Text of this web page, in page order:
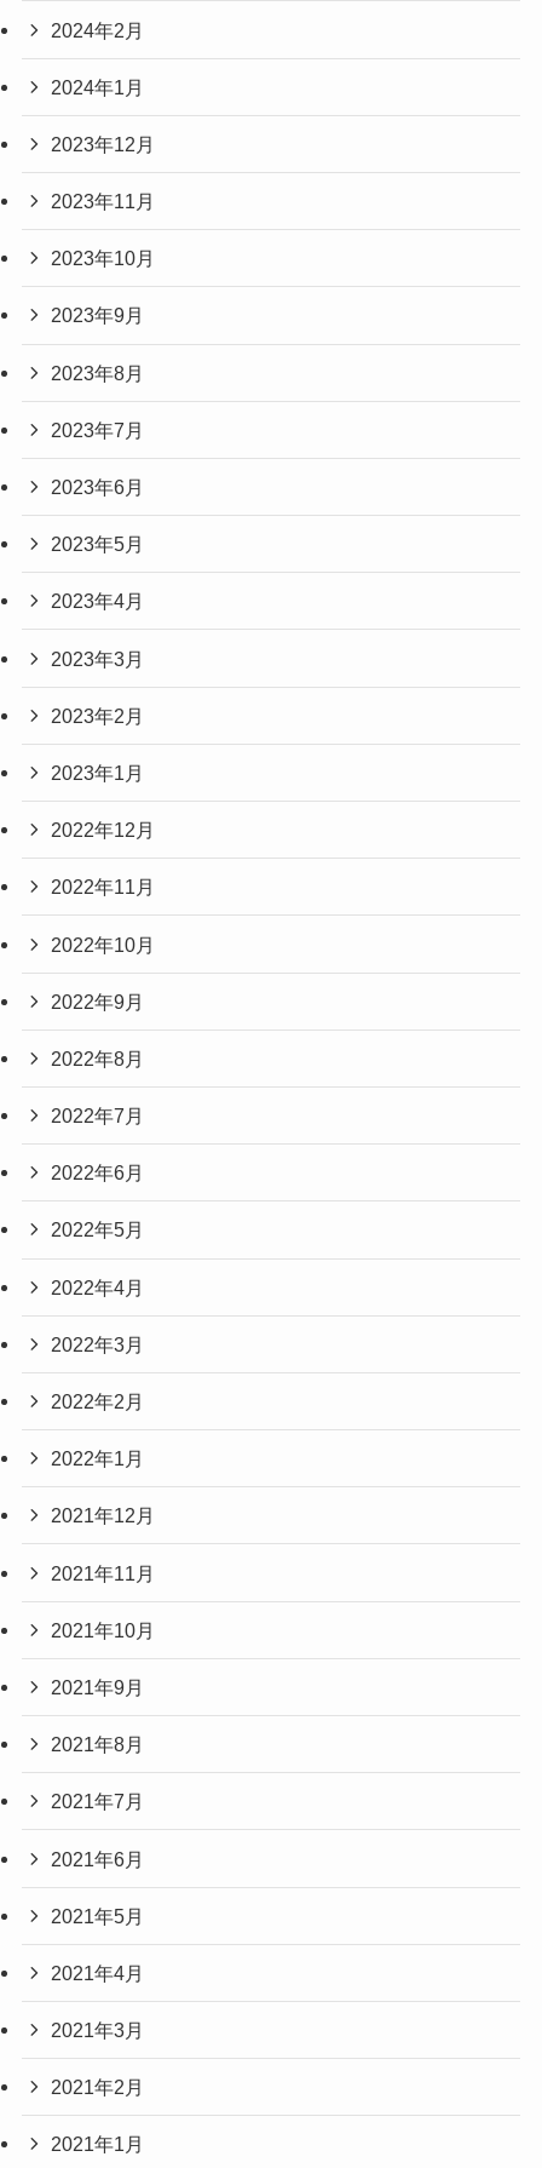
2024年2月
2024年1月
2023年12月
2023年11月
2023年10月
2023年9月
2023年8月
2023年7月
2023年6月
2023年5月
2023年4月
2023年3月
2023年2月
2023年1月
2022年12月
2022年11月
2022年10月
2022年9月
2022年8月
2022年7月
2022年6月
2022年5月
2022年4月
2022年3月
2022年2月
2022年1月
2021年12月
2021年11月
2021年10月
2021年9月
2021年8月
2021年7月
2021年6月
2021年5月
2021年4月
2021年3月
2021年2月
2021年1月